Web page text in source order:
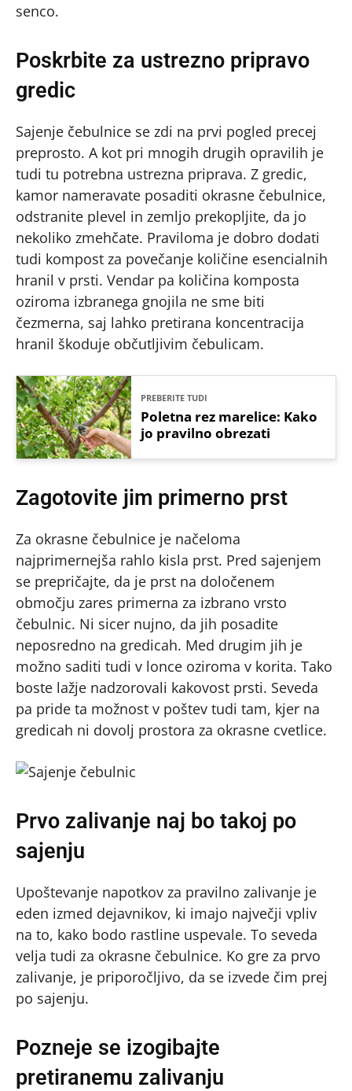
senco.
Poskrbite za ustrezno pripravo
gredic
Sajenje čebulnice se zdi na prvi pogled precej
preprosto. A kot pri mnogih drugih opravilih je
tudi tu potrebna ustrezna priprava. Z gredic,
kamor nameravate posaditi okrasne čebulnice,
odstranite plevel in zemljo prekopljite, da jo
nekoliko zmehčate. Praviloma je dobro dodati
tudi kompost za povečanje količine esencialnih
hranil v prsti. Vendar pa količina komposta
oziroma izbranega gnojila ne sme biti
čezmerna, saj lahko pretirana koncentracija
hranil škoduje občutljivim čebulicam.
PREBERITE TUDI
Poletna rez marelice: Kako
jo pravilno obrezati
Zagotovite jim primerno prst
Za okrasne čebulnice je načeloma
najprimernejša rahlo kisla prst. Pred sajenjem
se prepričajte, da je prst na določenem
območju zares primerna za izbrano vrsto
čebulnic. Ni sicer nujno, da jih posadite
neposredno na gredicah. Med drugim jih je
možno saditi tudi v lonce oziroma v korita. Tako
boste lažje nadzorovali kakovost prsti. Seveda
pa pride ta možnost v poštev tudi tam, kjer na
gredicah ni dovolj prostora za okrasne cvetlice.
Prvo zalivanje naj bo takoj po
sajenju
Upoštevanje napotkov za pravilno zalivanje je
eden izmed dejavnikov, ki imajo največji vpliv
na to, kako bodo rastline uspevale. To seveda
velja tudi za okrasne čebulnice. Ko gre za prvo
zalivanje, je priporočljivo, da se izvede čim prej
po sajenju.
Pozneje se izogibajte
pretiranemu zalivanju